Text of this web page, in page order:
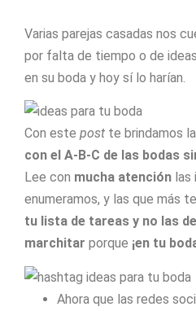
Varias parejas casadas nos
por falta de tiempo o de
en su boda y hoy sí lo harían.
Con este post te brindamos
con el A-B-C de las bodas
Lee con mucha atención
enumeramos, y las que más
tu lista de tareas y no las
marchitar porque ¡en tu
Ahora que las redes